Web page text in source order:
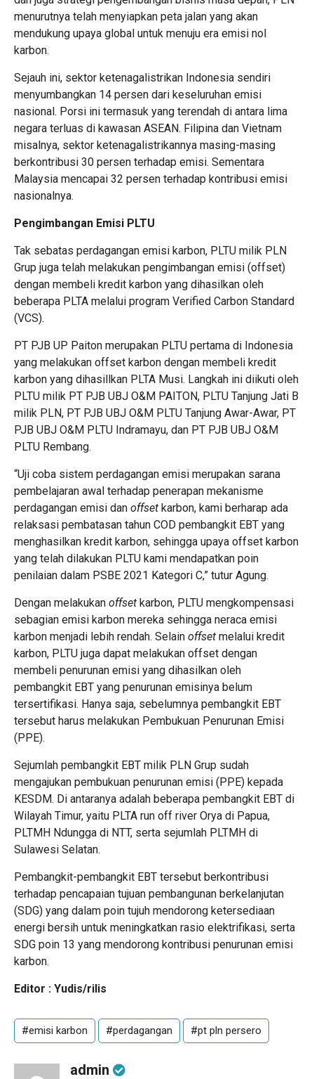
menurutnya telah menyiapkan peta jalan yang akan
mendukung upaya global untuk menuju era emisi nol
karbon.
Sejauh ini, sektor ketenagalistrikan Indonesia sendiri
menyumbangkan 14 persen dari keseluruhan emisi
nasional. Porsi ini termasuk yang terendah di antara lima
negara terluas di kawasan ASEAN. Filipina dan Vietnam
misalnya, sektor ketenagalistrikannya masing-masing
berkontribusi 30 persen terhadap emisi. Sementara
Malaysia mencapai 32 persen terhadap kontribusi emisi
nasionalnya.
Pengimbangan Emisi PLTU
Tak sebatas perdagangan emisi karbon, PLTU milik PLN
Grup juga telah melakukan pengimbangan emisi (offset)
dengan membeli kredit karbon yang dihasilkan oleh
beberapa PLTA melalui program Verified Carbon Standard
(VCS).
PT PJB UP Paiton merupakan PLTU pertama di Indonesia
yang melakukan offset karbon dengan membeli kredit
karbon yang dihasillkan PLTA Musi. Langkah ini diikuti oleh
PLTU milik PT PJB UBJ O&M PAITON, PLTU Tanjung Jati B
milik PLN, PT PJB UBJ O&M PLTU Tanjung Awar-Awar, PT
PJB UBJ O&M PLTU Indramayu, dan PT PJB UBJ O&M
PLTU Rembang.
“Uji coba sistem perdagangan emisi merupakan sarana
pembelajaran awal terhadap penerapan mekanisme
perdagangan emisi dan offset karbon, kami berharap ada
relaksasi pembatasan tahun COD pembangkit EBT yang
menghasilkan kredit karbon, sehingga upaya offset karbon
yang telah dilakukan PLTU kami mendapatkan poin
penilaian dalam PSBE 2021 Kategori C,” tutur Agung.
Dengan melakukan offset karbon, PLTU mengkompensasi
sebagian emisi karbon mereka sehingga neraca emisi
karbon menjadi lebih rendah. Selain offset melalui kredit
karbon, PLTU juga dapat melakukan offset dengan
membeli penurunan emisi yang dihasilkan oleh
pembangkit EBT yang penurunan emisinya belum
tersertifikasi. Hanya saja, sebelumnya pembangkit EBT
tersebut harus melakukan Pembukuan Penurunan Emisi
(PPE).
Sejumlah pembangkit EBT milik PLN Grup sudah
mengajukan pembukuan penurunan emisi (PPE) kepada
KESDM. Di antaranya adalah beberapa pembangkit EBT di
Wilayah Timur, yaitu PLTA run off river Orya di Papua,
PLTMH Ndungga di NTT, serta sejumlah PLTMH di
Sulawesi Selatan.
Pembangkit-pembangkit EBT tersebut berkontribusi
terhadap pencapaian tujuan pembangunan berkelanjutan
(SDG) yang dalam poin tujuh mendorong ketersediaan
energi bersih untuk meningkatkan rasio elektrifikasi, serta
SDG poin 13 yang mendorong kontribusi penurunan emisi
karbon.
Editor : Yudis/rilis
#emisi karbon #perdagangan #pt pln persero
admin